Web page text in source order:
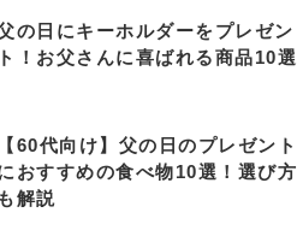
の日にキーホルダーをプレゼン
ト！お父さんに喜ばれる商品10選
【60代向け】父の日のプレゼント
おすすめの食べ物10選！選び方
も解説